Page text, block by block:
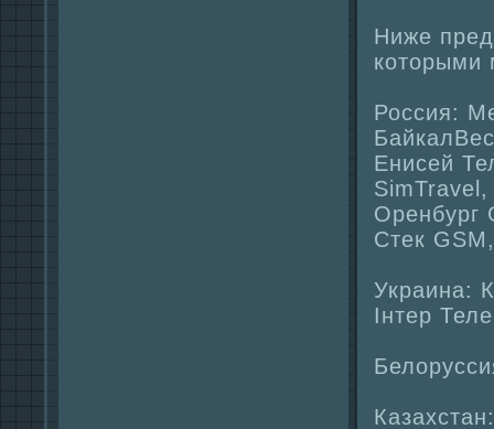
Ниже
которыми
Россия:
Енисей
Оренбург
Стек
Укpaинa:
Інтер